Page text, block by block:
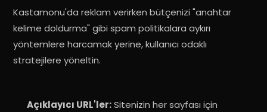
Kastamonu'da reklam verirken bütçenizi "anahtar
kelime doldurma" gibi spam politikalara aykırı
yöntemlere harcamak yerine, kullanıcı odaklı
stratejilere yöneltin.
Açıklayıcı URL'ler:Sitenizin her sayfası için